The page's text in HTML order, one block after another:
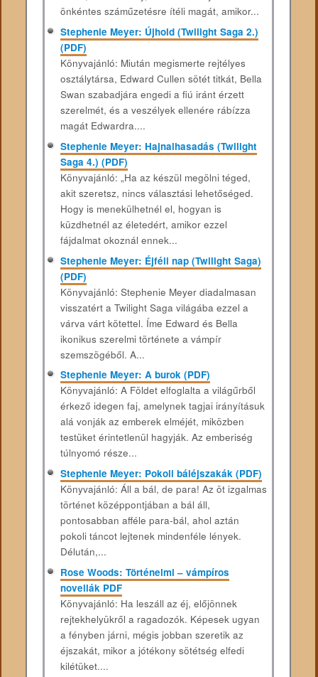
önkéntes száműzetésre ítéli magát, amikor...
Stephenie Meyer: Újhold (Twilight Saga 2.)
(PDF)
Könyvajánló: Miután megismerte rejtélyes
osztálytársa, Edward Cullen sötét titkát, Bella
Swan szabadjára engedi a fiú iránt érzett
szerelmét, és a veszélyek ellenére rábízza
magát Edwardra....
Stephenie Meyer: Hajnalhasadás (Twilight
Saga 4.) (PDF)
Könyvajánló: „Ha az készül megölni téged,
akit szeretsz, nincs választási lehetőséged.
Hogy is menekülhetnél el, hogyan is
küzdhetnél az életedért, amikor ezzel
fájdalmat okoznál ennek...
Stephenie Meyer: Éjféli nap (Twilight Saga)
(PDF)
Könyvajánló: Stephenie Meyer diadalmasan
visszatért a Twilight Saga világába ezzel a
várva várt kötettel. Íme Edward és Bella
ikonikus szerelmi története a vámpír
szemszögéből. A...
Stephenie Meyer: A burok (PDF)
Könyvajánló: A Földet elfoglalta a világűrből
érkező idegen faj, amelynek tagjai irányításuk
alá vonják az emberek elméjét, miközben
testüket érintetlenül hagyják. Az emberiség
túlnyomó része...
Stephenie Meyer: Pokoli báléjszakák (PDF)
Könyvajánló: Áll a bál, de para! Az öt izgalmas
történet középpontjában a bál áll,
pontosabban afféle para-bál, ahol aztán
pokoli táncot lejtenek mindenféle lények.
Délután,...
Rose Woods: Történelmi – vámpíros
novellák PDF
Könyvajánló: Ha leszáll az éj, előjönnek
rejtekhelyükről a ragadozók. Képesek ugyan
a fényben járni, mégis jobban szeretik az
éjszakát, mikor a jótékony sötétség elfedi
kilétüket....